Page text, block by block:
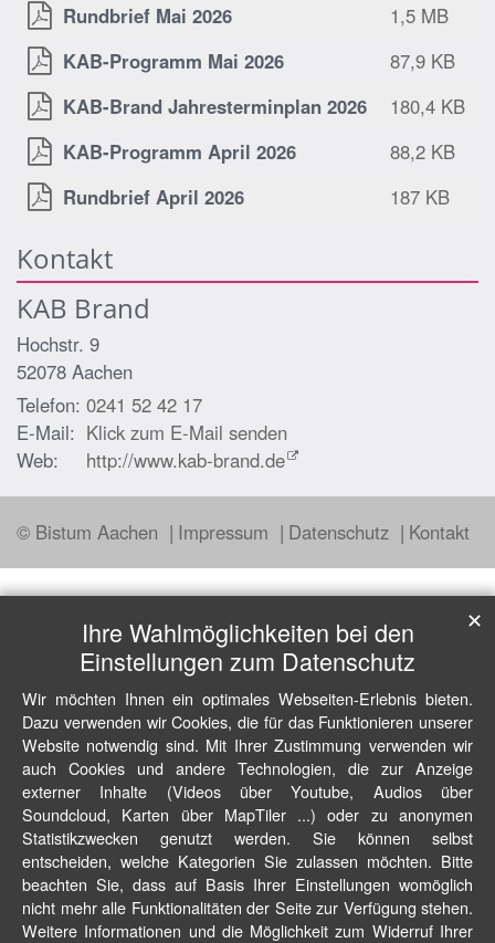
Rundbrief Mai 2026
1,5 MB
KAB-Programm Mai 2026
87,9 KB
KAB-Brand Jahresterminplan 2026
180,4 KB
KAB-Programm April 2026
88,2 KB
Rundbrief April 2026
187 KB
Kontakt
KAB Brand
Hochstr. 9
52078 Aachen
Telefon: 0241 52 42 17
E-Mail: Klick zum E-Mail senden
Web:
http://www.kab-brand.de
© Bistum Aachen Impressum Datenschutz Kontakt
Ihre Wahlmöglichkeiten bei den
Einstellungen zum Datenschutz
Wir möchten Ihnen ein optimales Webseiten-Erlebnis bieten.
Dazu verwenden wir Cookies, die für das Funktionieren unserer
Website notwendig sind. Mit Ihrer Zustimmung verwenden wir
auch Cookies und andere Technologien, die zur Anzeige
externer Inhalte (Videos über Youtube, Audios über
Soundcloud, Karten über MapTiler ...) oder zu anonymen
Statistikzwecken genutzt werden. Sie können selbst
entscheiden, welche Kategorien Sie zulassen möchten. Bitte
beachten Sie, dass auf Basis Ihrer Einstellungen womöglich
nicht mehr alle Funktionalitäten der Seite zur Verfügung stehen.
Weitere Informationen und die Möglichkeit zum Widerruf Ihrer
✕